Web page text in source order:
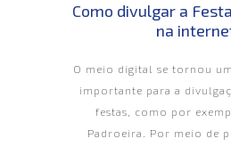
Como divulgar a
na
O meio digital se tornou
importante para a
festas, como por
Padroeira. Por meio de